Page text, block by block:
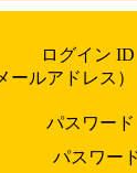
ログイン ID
ールアドレス）
パスワード
パスワー